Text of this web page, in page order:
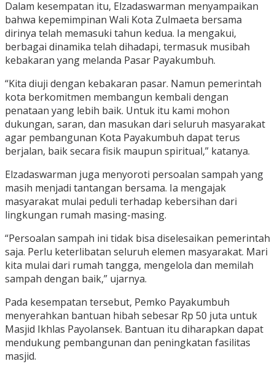
Dalam kesempatan itu, Elzadaswarman menyampaikan
bahwa kepemimpinan Wali Kota Zulmaeta bersama
dirinya telah memasuki tahun kedua. Ia mengakui,
berbagai dinamika telah dihadapi, termasuk musibah
kebakaran yang melanda Pasar Payakumbuh.
“Kita diuji dengan kebakaran pasar. Namun pemerintah
kota berkomitmen membangun kembali dengan
penataan yang lebih baik. Untuk itu kami mohon
dukungan, saran, dan masukan dari seluruh masyarakat
agar pembangunan Kota Payakumbuh dapat terus
berjalan, baik secara fisik maupun spiritual,” katanya.
Elzadaswarman juga menyoroti persoalan sampah yang
masih menjadi tantangan bersama. Ia mengajak
masyarakat mulai peduli terhadap kebersihan dari
lingkungan rumah masing-masing.
“Persoalan sampah ini tidak bisa diselesaikan pemerintah
saja. Perlu keterlibatan seluruh elemen masyarakat. Mari
kita mulai dari rumah tangga, mengelola dan memilah
sampah dengan baik,” ujarnya.
Pada kesempatan tersebut, Pemko Payakumbuh
menyerahkan bantuan hibah sebesar Rp 50 juta untuk
Masjid Ikhlas Payolansek. Bantuan itu diharapkan dapat
mendukung pembangunan dan peningkatan fasilitas
masjid.